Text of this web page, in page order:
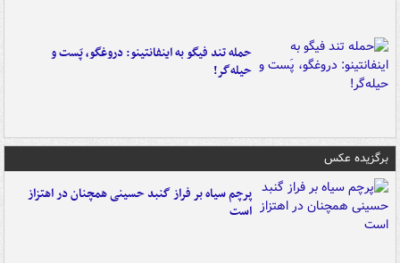
حمله تند فیگو به اینفانتینو: دروغگو، پَست‌ و
حیله‌گر!
برگزیده عکس
پرچم سیاه بر فراز گنبد حسینی همچنان در اهتزاز
است